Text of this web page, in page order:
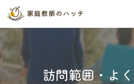
訪問範囲・よ